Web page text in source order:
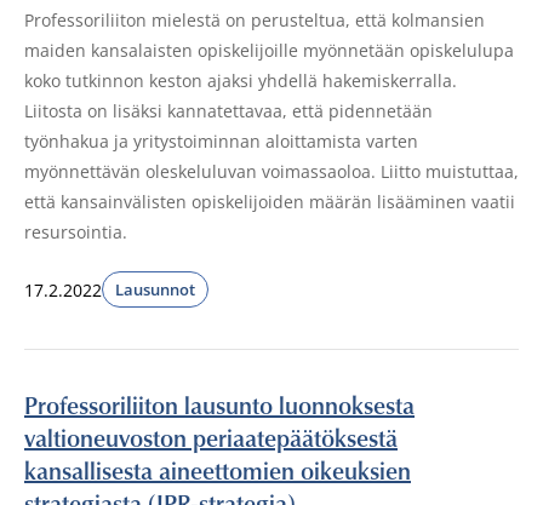
Professoriliiton mielestä on perusteltua, että kolmansien
maiden kansalaisten opiskelijoille myönnetään opiskelulupa
koko tutkinnon keston ajaksi yhdellä hakemiskerralla.
Liitosta on lisäksi kannatettavaa, että pidennetään
työnhakua ja yritystoiminnan aloittamista varten
myönnettävän oleskeluluvan voimassaoloa. Liitto muistuttaa,
että kansainvälisten opiskelijoiden määrän lisääminen vaatii
resursointia.
17.2.2022 Lausunnot
Professoriliiton lausunto luonnoksesta
valtioneuvoston periaatepäätöksestä
kansallisesta aineettomien oikeuksien